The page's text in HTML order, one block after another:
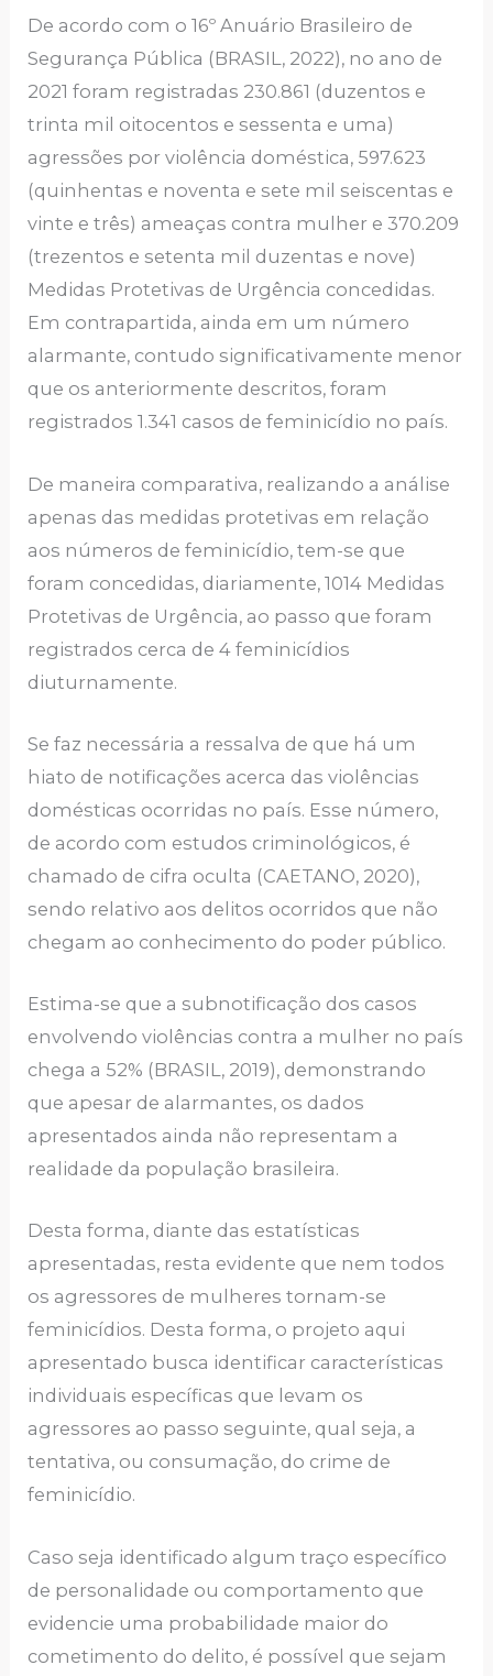
De acordo com o 16º Anuário Brasileiro de
Segurança Pública (BRASIL, 2022), no ano de
2021 foram registradas 230.861 (duzentos e
trinta mil oitocentos e sessenta e uma)
agressões por violência doméstica, 597.623
(quinhentas e noventa e sete mil seiscentas e
vinte e três) ameaças contra mulher e 370.209
(trezentos e setenta mil duzentas e nove)
Medidas Protetivas de Urgência concedidas.
Em contrapartida, ainda em um número
alarmante, contudo significativamente menor
que os anteriormente descritos, foram
registrados 1.341 casos de feminicídio no país.
De maneira comparativa, realizando a análise
apenas das medidas protetivas em relação
aos números de feminicídio, tem-se que
foram concedidas, diariamente, 1014 Medidas
Protetivas de Urgência, ao passo que foram
registrados cerca de 4 feminicídios
diuturnamente.
Se faz necessária a ressalva de que há um
hiato de notificações acerca das violências
domésticas ocorridas no país. Esse número,
de acordo com estudos criminológicos, é
chamado de cifra oculta (CAETANO, 2020),
sendo relativo aos delitos ocorridos que não
chegam ao conhecimento do poder público.
Estima-se que a subnotificação dos casos
envolvendo violências contra a mulher no país
chega a 52% (BRASIL, 2019), demonstrando
que apesar de alarmantes, os dados
apresentados ainda não representam a
realidade da população brasileira.
Desta forma, diante das estatísticas
apresentadas, resta evidente que nem todos
os agressores de mulheres tornam-se
feminicídios. Desta forma, o projeto aqui
apresentado busca identificar características
individuais específicas que levam os
agressores ao passo seguinte, qual seja, a
tentativa, ou consumação, do crime de
feminicídio.
Caso seja identificado algum traço específico
de personalidade ou comportamento que
evidencie uma probabilidade maior do
cometimento do delito, é possível que sejam